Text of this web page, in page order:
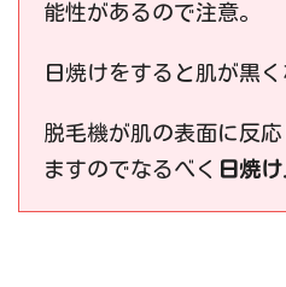
能性があるので注意。
日焼けをすると肌が黒く
脱毛機が肌の表面に反
ますのでなるべく 日焼